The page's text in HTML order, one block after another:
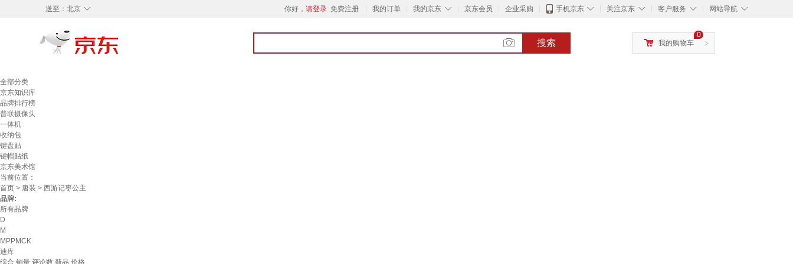
◇
送至： 北京 你好， 请登录 免费注册 我的订单 ◇
我的京东 京东会员 企业采购 ◇
手机京东 ◇
关注京东 ◇
客户服务 ◇
网站导航
搜索 >
0
我的购物车
全部分类
京东知识库
品牌排行榜
普联摄像头
一体机
收纳包
键盘贴
键帽贴纸
京东美术馆
当前位置：
首页 > 唐装 > 西游记枣公主
品牌:
所有品牌
D
M
MPPMCK
迪库
综合 销量 评论数 新品 价格